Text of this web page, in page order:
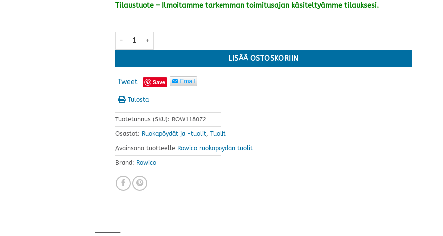
Tilaustuote – Ilmoitamme tarkemman toimitusajan käsiteltyämme tilauksesi.
Alison tuoli pyörivä, tummanharmaa mikrokuitukangas/ruskea tammijalka määrä
LISÄÄ OSTOSKORIIN
Tweet Save
Tulosta
Tuotetunnus (SKU): ROW118072
Osastot: Ruokapöydät ja -tuolit, Tuolit
Avainsana tuotteelle Rowico ruokapöydän tuolit
Brand: Rowico